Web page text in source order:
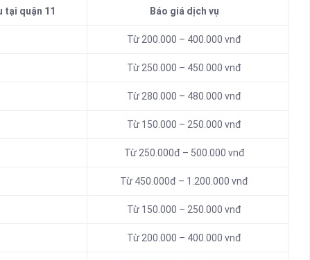
tại quận 11 Báo giá dịch vụ
Từ 200.000 – 400.000 vnđ
Từ 250.000 – 450.000 vnđ
Từ 280.000 – 480.000 vnđ
Từ 150.000 – 250.000 vnđ
Từ 250.000đ – 500.000 vnđ
Từ 450.000đ – 1.200.000 vnđ
Từ 150.000 – 250.000 vnđ
Từ 200.000 – 400.000 vnđ